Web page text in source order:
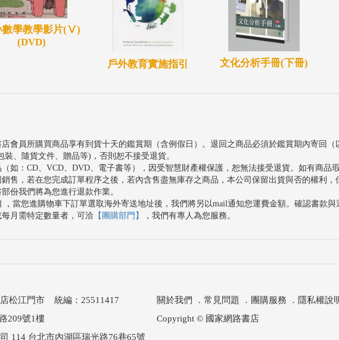
數學教學影片(Ⅴ)
(DVD)
戶外教育實施指引
文化分析手冊(下冊)
會員所購買商品享有到貨十天的鑑賞期（含例假日）。退回之商品必須於鑑賞期內寄回
、隨貨文件、贈品等)，否則恕不接受退貨。
如：CD、VCD、DVD、電子書等），因受智慧財產權保護，恕無法接受退貨。如有商品
售，若在您完成訂單程序之後，若內含售盡無庫存之商品，本公司保留出貨與否的權利
份我們將為您進行退款作業。
，當您進購物車下訂單選取海外寄送地址後，我們將另以mail通知您運費金額。確認書款
月需特定數量者，可洽 【團購部門】 ，我們有專人為您服務。
松江門市 統編：25511417
209號1樓
關於我們 ． 常見問題 ． 團購服務 ． 隱私權說
Copyright © 國家網路書店
114 台北市內湖區瑞光路76巷65號